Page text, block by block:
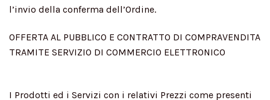
l’invio della conferma dell’Ordine.
OFFERTA AL PUBBLICO E CONTRATTO DI COMPRAVENDITA
TRAMITE SERVIZIO DI COMMERCIO ELETTRONICO
I Prodotti ed i Servizi con i relativi Prezzi come presenti